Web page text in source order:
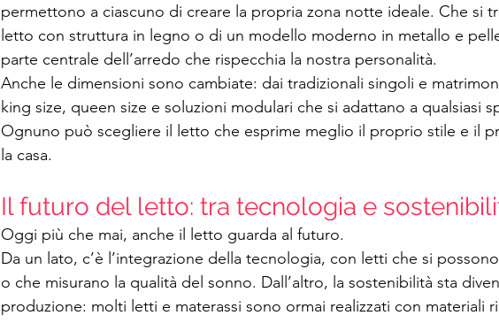
permettono a ciascuno di creare la propria zona notte ideale. Che si
letto con struttura in legno o di un modello moderno in metallo e
parte centrale dell’arredo che rispecchia la nostra personalità.
Anche le dimensioni sono cambiate: dai tradizionali singoli e
king size, queen size e soluzioni modulari che si adattano a qualsiasi
Ognuno può scegliere il letto che esprime meglio il proprio stile e il
la casa.
Il futuro del letto: tra tecnologia e
Oggi più che mai, anche il letto guarda al futuro.
Da un lato, c’è l’integrazione della tecnologia, con letti che si
o che misurano la qualità del sonno. Dall’altro, la sostenibilità sta
produzione: molti letti e materassi sono ormai realizzati con materiali